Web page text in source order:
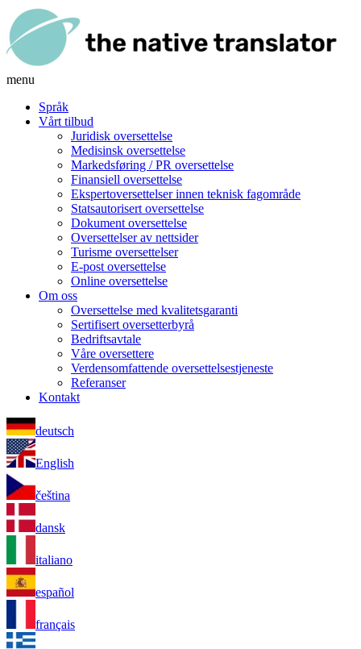
menu
Språk
Vårt tilbud
Juridisk oversettelse
Medisinsk oversettelse
Markedsføring / PR oversettelse
Finansiell oversettelse
Ekspertoversettelser innen teknisk fagområde
Statsautorisert oversettelse
Dokument oversettelse
Oversettelser av nettsider
Turisme oversettelser
E-post oversettelse
Online oversettelse
Om oss
Oversettelse med kvalitetsgaranti
Sertifisert oversetterbyrå
Bedriftsavtale
Våre oversettere
Verdensomfattende oversettelsestjeneste
Referanser
Kontakt
deutsch
English
čeština
dansk
italiano
español
français